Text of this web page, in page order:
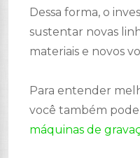
Dessa forma, o
sustentar novas
materiais e novos
Para entender
você também pode
máquinas de